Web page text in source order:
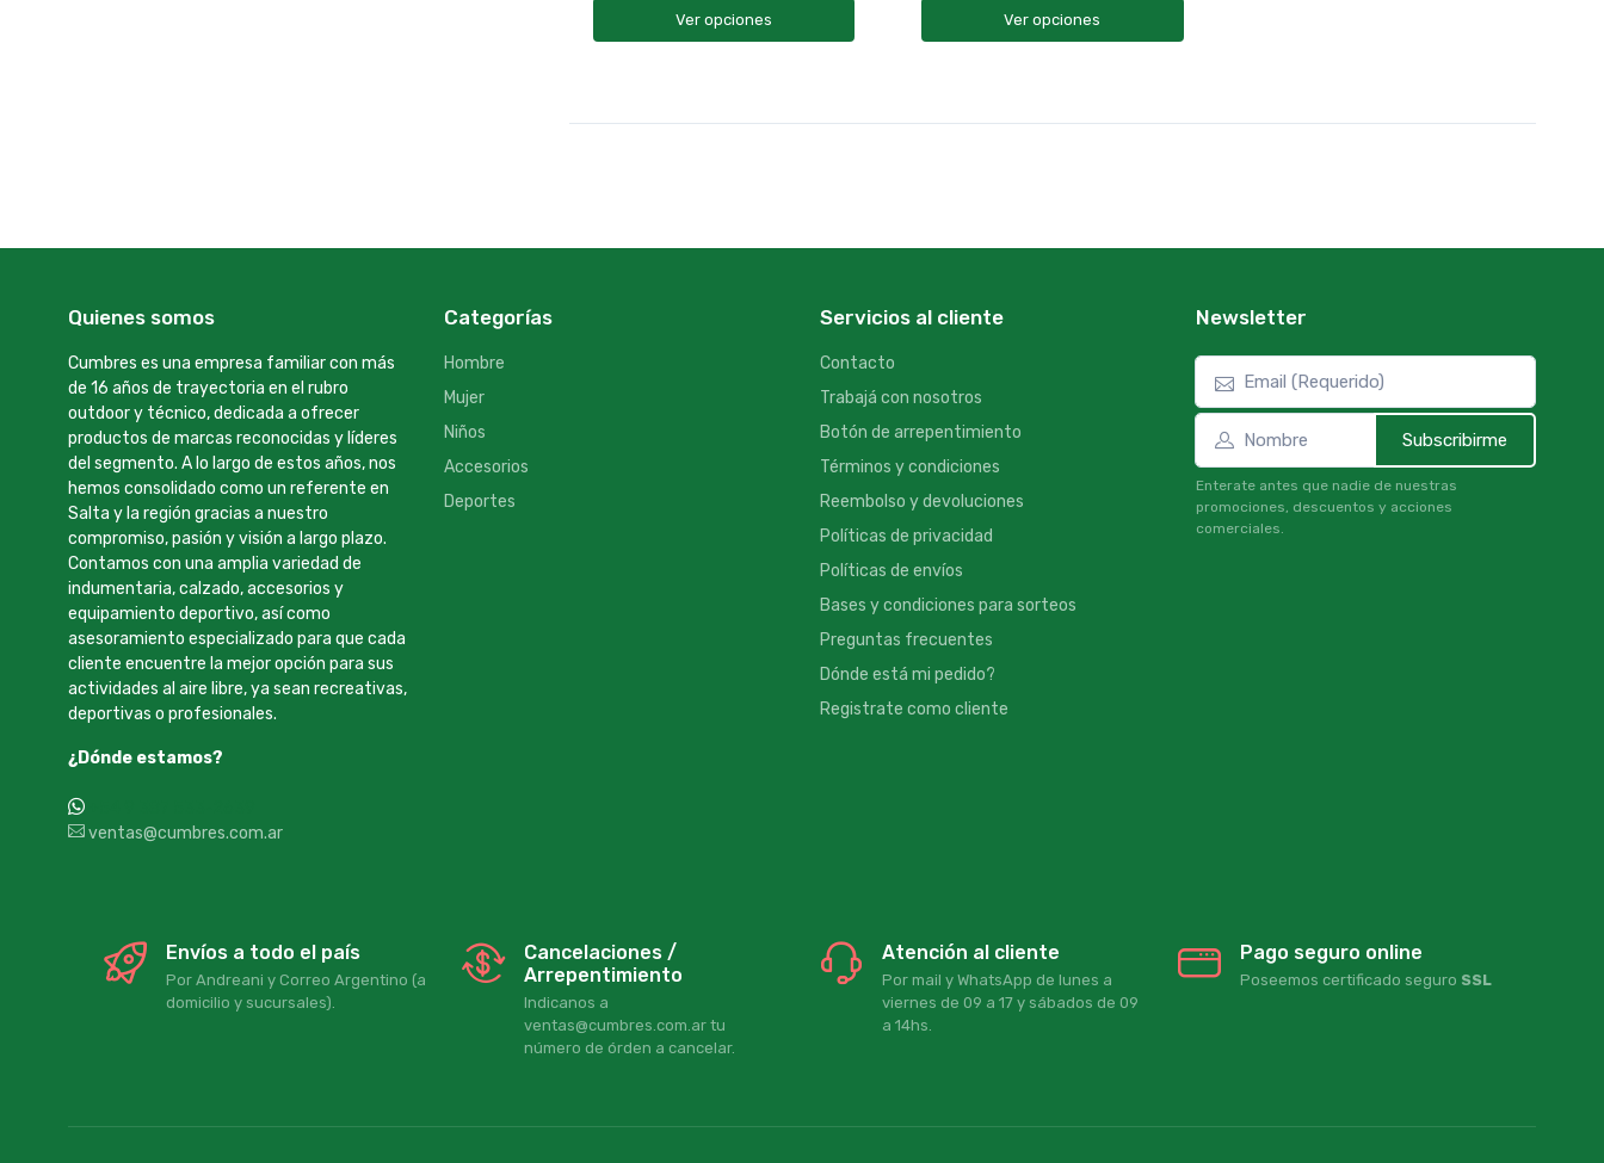
Ver opciones Ver opciones
Quienes somos
Cumbres es una empresa familiar con más
de 16 años de trayectoria en el rubro
outdoor y técnico, dedicada a ofrecer
productos de marcas reconocidas y líderes
del segmento. A lo largo de estos años, nos
hemos consolidado como un referente en
Salta y la región gracias a nuestro
compromiso, pasión y visión a largo plazo.
Contamos con una amplia variedad de
indumentaria, calzado, accesorios y
equipamiento deportivo, así como
asesoramiento especializado para que cada
cliente encuentre la mejor opción para sus
actividades al aire libre, ya sean recreativas,
deportivas o profesionales.
¿Dónde estamos?
ventas@cumbres.com.ar
Categorías
Hombre
Mujer
Niños
Accesorios
Deportes
Servicios al cliente
Contacto
Trabajá con nosotros
Botón de arrepentimiento
Términos y condiciones
Reembolso y devoluciones
Políticas de privacidad
Políticas de envíos
Bases y condiciones para sorteos
Preguntas frecuentes
Dónde está mi pedido?
Registrate como cliente
Newsletter
Subscribirme
Enterate antes que nadie de nuestras
promociones, descuentos y acciones
comerciales.
Envíos a todo el país
Por Andreani y Correo Argentino (a
domicilio y sucursales).
Cancelaciones /
Arrepentimiento
Indicanos a
ventas@cumbres.com.ar tu
número de órden a cancelar.
Atención al cliente
Por mail y WhatsApp de lunes a
viernes de 09 a 17 y sábados de 09
a 14hs.
Pago seguro online
Poseemos certificado seguro SSL